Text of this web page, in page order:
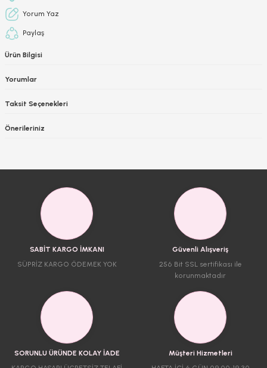
Yorum Yaz
Paylaş
Ürün Bilgisi
Yorumlar
Taksit Seçenekleri
Önerileriniz
SABİT KARGO İMKANI
SÜPRİZ KARGO ÖDEMEK YOK
Güvenli Alışveriş
256 Bit SSL sertifikası ile
korunmaktadır
SORUNLU ÜRÜNDE KOLAY İADE
Müşteri Hizmetleri